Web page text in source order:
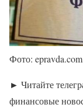
Фото:
► Читайте
финансовые